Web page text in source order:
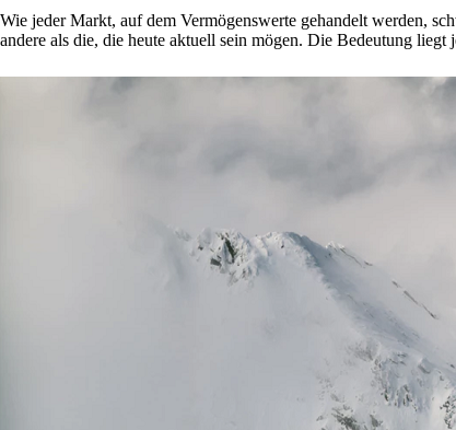
Wie jeder Markt, auf dem Vermögenswerte gehandelt werden,
andere als die, die heute aktuell sein mögen. Die Bedeutung